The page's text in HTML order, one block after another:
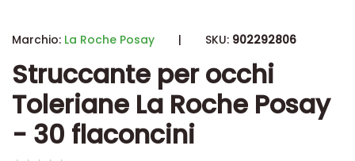
Marchio: La Roche Posay | SKU: 902292806
Struccante per occhi
Toleriane La Roche Posay
- 30 flaconcini